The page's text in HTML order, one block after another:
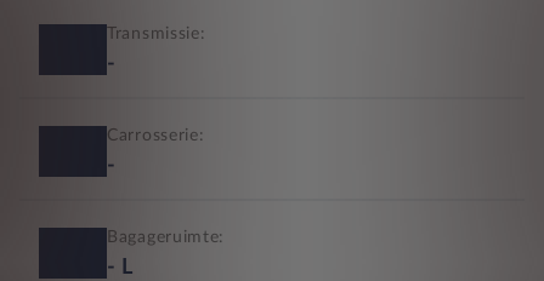
Transmissie:
-
Carrosserie:
-
Bagageruimte:
- L